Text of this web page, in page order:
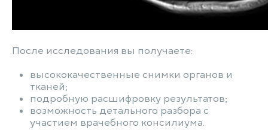
После исследования вы получаете:
высококачественные снимки органов и
тканей;
подробную расшифровку результатов;
возможность детального разбора с
участием врачебного консилиума.